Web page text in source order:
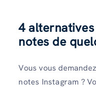
4
notes de
Vous vous
notes Instagram ?